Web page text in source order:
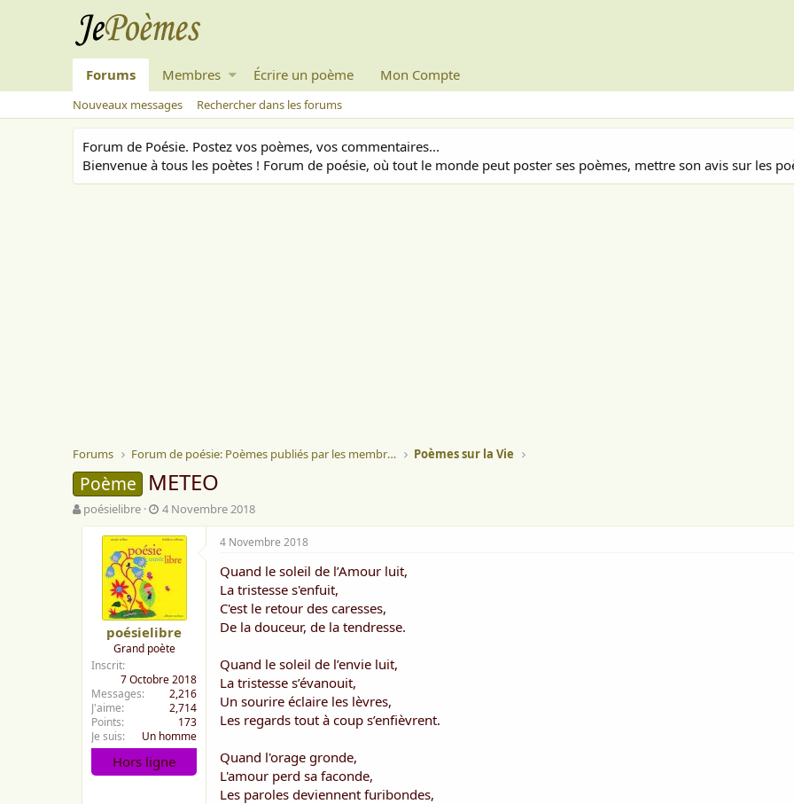
Forums Membres Écrire un poème Mon Compte
Nouveaux messages Rechercher dans les forums
Forum de Poésie. Postez vos poèmes, vos commentaires...
Bienvenue à tous les poètes ! Forum de poésie, où tout le monde peut poster ses poèmes, mettre son avis sur les
Forums Forum de poésie: Poèmes publiés par les membres Poèmes sur la Vie
Poème METEO
A
u
poésielibre
D
a
t
e
e
é
b
u
4 Novembre 2018
poésielibre
Grand poète
Inscrit
7 Octobre 2018
Messages
2,216
J'aime
2,714
Points
173
Je suis
Un homme
Hors ligne
4 Novembre 2018
Quand le soleil de l’Amour luit,
La tristesse s'enfuit,
C'est le retour des caresses,
De la douceur, de la tendresse.
Quand le soleil de l’envie luit,
La tristesse s’évanouit,
Un sourire éclaire les lèvres,
Les regards tout à coup s’enfièvrent.
Quand l'orage gronde,
L'amour perd sa faconde,
Les paroles deviennent furibondes,